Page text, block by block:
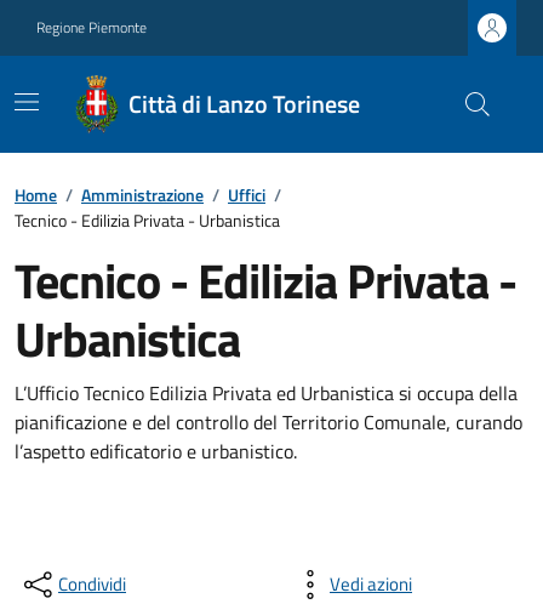
Regione Piemonte
Città di Lanzo Torinese
Home / Amministrazione / Uffici /
Tecnico - Edilizia Privata - Urbanistica
Tecnico - Edilizia Privata -
Urbanistica
L’Ufficio Tecnico Edilizia Privata ed Urbanistica si occupa della
pianificazione e del controllo del Territorio Comunale, curando
l’aspetto edificatorio e urbanistico.
Condividi Vedi azioni